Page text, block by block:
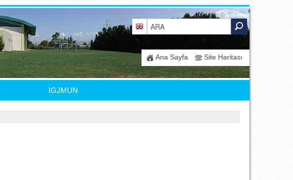
Ana Sayfa Site Haritası
IGJMUN